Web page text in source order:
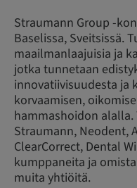
Straumann Group -
Baselissa, Sveitsissä.
maailmanlaajuisia ja
jotka tunnetaan
innovatiivisuudesta ja
korvaamisen,
hammashoidon
Straumann, Neodent,
ClearCorrect, Dental
kumppaneita ja
muita yhtiöitä.